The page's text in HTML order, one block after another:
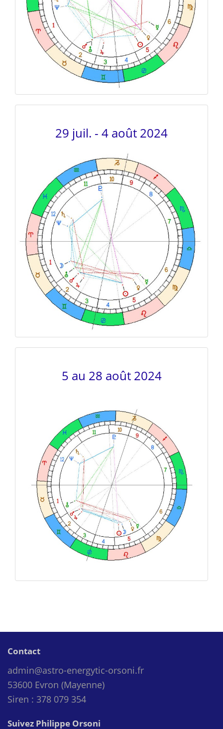
29 juil. - 4 août 2024
5 au 28 août 2024
Contact
admin@astro-energytic-orsoni.fr
53600 Evron (Mayenne)
Siren : 378 079 354
Suivez Philippe Orsoni